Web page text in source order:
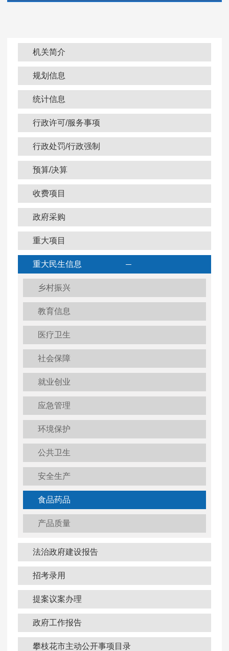
机关简介
规划信息
统计信息
行政许可/服务事项
行政处罚/行政强制
预算/决算
收费项目
政府采购
重大项目
重大民生信息
乡村振兴
教育信息
医疗卫生
社会保障
就业创业
应急管理
环境保护
公共卫生
安全生产
食品药品
产品质量
法治政府建设报告
招考录用
提案议案办理
政府工作报告
攀枝花市主动公开事项目录
政府信息公开年报